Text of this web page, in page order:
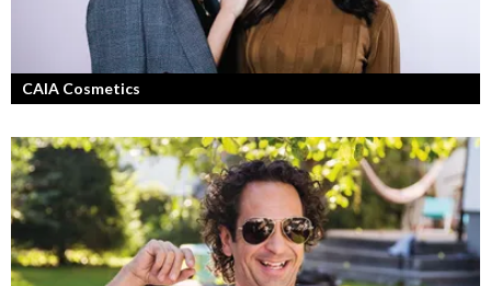
CAIA Cosmetics
Skönhet är bra självkänsla och ett vackert leende enligt grundarna av
det nya raketvarumärket inom smink: CAIA Cosmetics.